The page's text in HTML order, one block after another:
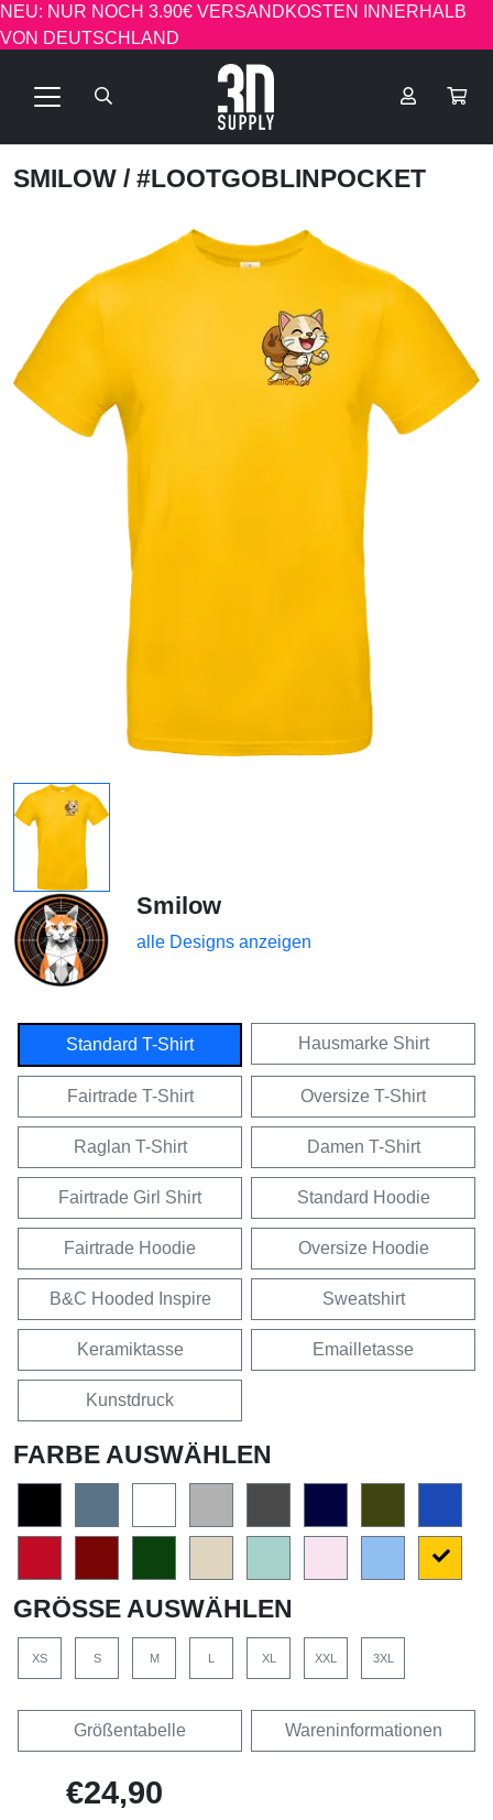
NEU: NUR NOCH 3.90€ VERSANDKOSTEN INNERHALB
VON DEUTSCHLAND
SMILOW / #LOOTGOBLINPOCKET
Smilow
alle Designs anzeigen
Standard T-Shirt Hausmarke Shirt
Fairtrade T-Shirt Oversize T-Shirt
Raglan T-Shirt Damen T-Shirt
Fairtrade Girl Shirt Standard Hoodie
Fairtrade Hoodie Oversize Hoodie
B&C Hooded Inspire Sweatshirt
Keramiktasse Emailletasse
Kunstdruck
FARBE AUSWÄHLEN
GRÖSSE AUSWÄHLEN
XS S M XL XXL 3XL
Größentabelle Wareninformationen
€24,90